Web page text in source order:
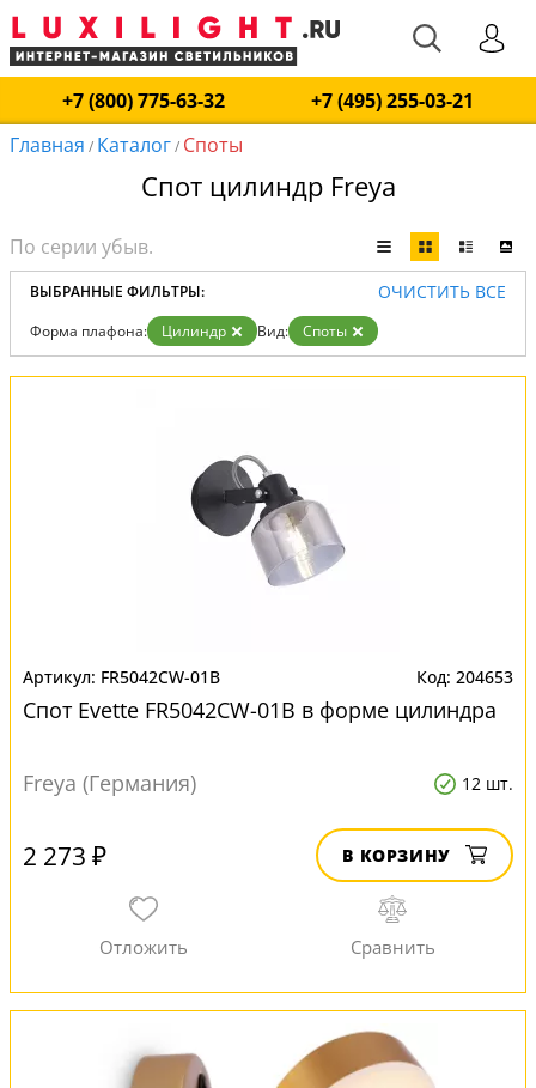
+7 (800) 775-63-32
+7 (495) 255-03-21
Главная / Каталог/ Споты
Спот цилиндр Freya
ВЫБРАННЫЕ ФИЛЬТРЫ: ОЧИСТИТЬ ВСЕ
Форма плафона: Цилиндр Вид: Споты
FR5042CW-01B 204653
Спот Evette FR5042CW-01B в форме цилиндра
Freya (Германия) 12 шт.
2 273 ₽ В КОРЗИНУ